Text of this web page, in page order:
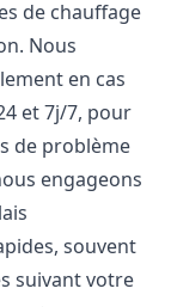
de chauffage
Nous
en cas
et 7j/7, pour
de problème
engageons
souvent
suivant votre